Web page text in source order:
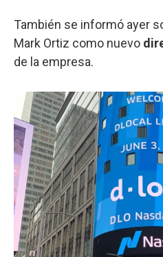
También se informó ayer
Mark Ortiz como nuevo
de la empresa.